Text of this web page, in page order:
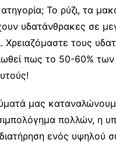
Το ρύζι, τα
υδατάνθρακες σε
Χρειαζόμαστε τους
πως το 50-60%
μας
πολλών, η
ενός υψηλού